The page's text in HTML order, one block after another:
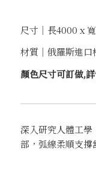
尺寸｜長4000 x
材質｜俄羅斯進
顏色尺寸可訂做,
深入研究人體工
部，弧線柔順支撐